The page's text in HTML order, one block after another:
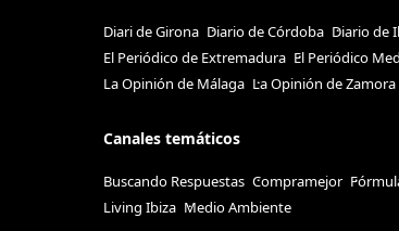
Diari de Girona Diario de Córdoba Diario de
El Periódico de Extremadura El Periódico
La Opinión de Málaga La Opinión de Zamora
Canales temáticos
Buscando Respuestas Compramejor
Living Ibiza Medio Ambiente